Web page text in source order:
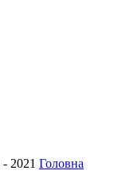
- 2021 Головна